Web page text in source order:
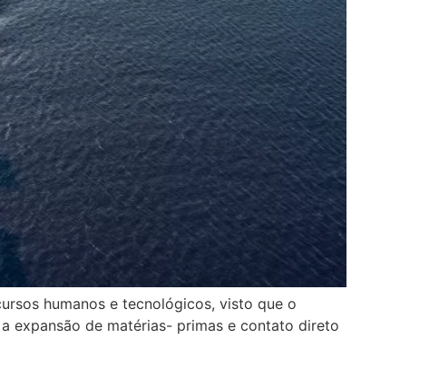
humanos e tecnológicos, visto que o
expansão de matérias- primas e contato direto